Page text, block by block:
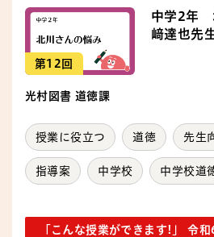
第12回
中学2年
﨑達也先
光村図書 道徳課
授業に役立つ 道徳 先生
指導案 中学校 中学校道
「こんな授業ができます!」 令